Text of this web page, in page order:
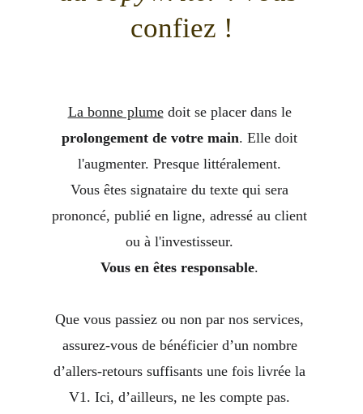
confiez !
La bonne plume doit se placer dans le
prolongement de votre main. Elle doit
l'augmenter. Presque littéralement.
Vous êtes signataire du texte qui sera
prononcé, publié en ligne, adressé au client
ou à l'investisseur.
Vous en êtes responsable.
Que vous passiez ou non par nos services,
assurez-vous de bénéficier d’un nombre
d’allers-retours suffisants une fois livrée la
V1. Ici, d’ailleurs, ne les compte pas.